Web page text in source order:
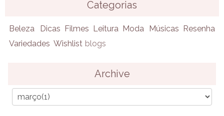
Categorias
Beleza Dicas Filmes Leitura Moda Músicas
Resenha
Variedades Wishlist blogs
Archive